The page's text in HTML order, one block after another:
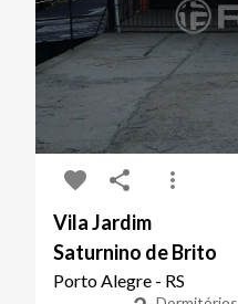
Vila Jardim
Saturnino de Brito
Porto Alegre - RS